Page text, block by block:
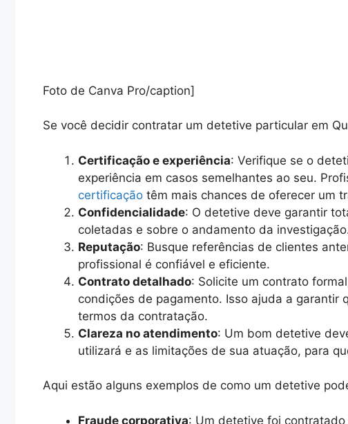
Foto de Canva Pro/caption]
Se você decidir contratar um detetive particular em
Certificação e experiência: Verifique se o
experiência em casos semelhantes ao seu.
certificação têm mais chances de oferecer um
Confidencialidade: O detetive deve garantir
coletadas e sobre o andamento da
Reputação: Busque referências de clientes
profissional é confiável e eficiente.
Contrato detalhado: Solicite um contrato
condições de pagamento. Isso ajuda a garantir
termos da contratação.
Clareza no atendimento: Um bom detetive
utilizará e as limitações de sua atuação, para
Aqui estão alguns exemplos de como um detetive
Fraude corporativa: Um detetive foi